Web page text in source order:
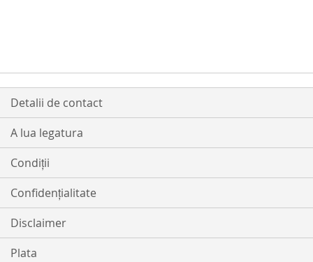
Detalii de contact
A lua legatura
Condiții
Confidențialitate
Disclaimer
Plata